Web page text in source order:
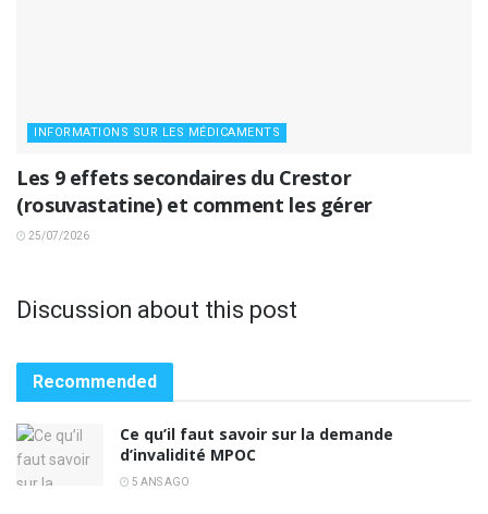
INFORMATIONS SUR LES MÉDICAMENTS
Les 9 effets secondaires du Crestor
(rosuvastatine) et comment les gérer
25/07/2026
Discussion about this post
Recommended
Ce qu’il faut savoir sur la demande
d’invalidité MPOC
5 ANS AGO